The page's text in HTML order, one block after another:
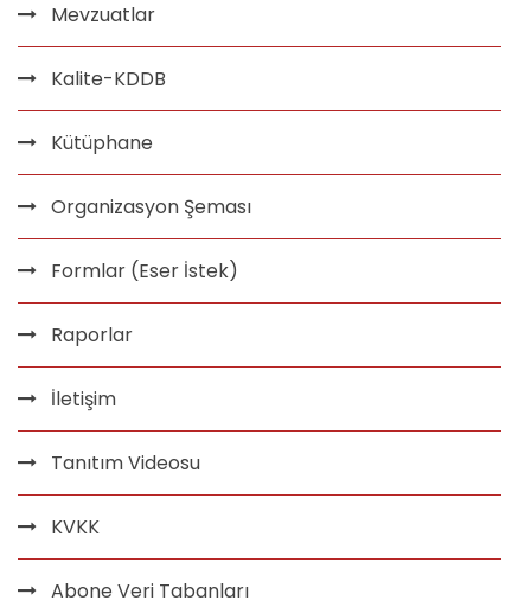
Mevzuatlar
Kalite-KDDB
Kütüphane
Organizasyon Şeması
Formlar (Eser İstek)
Raporlar
İletişim
Tanıtım Videosu
KVKK
Abone Veri Tabanları